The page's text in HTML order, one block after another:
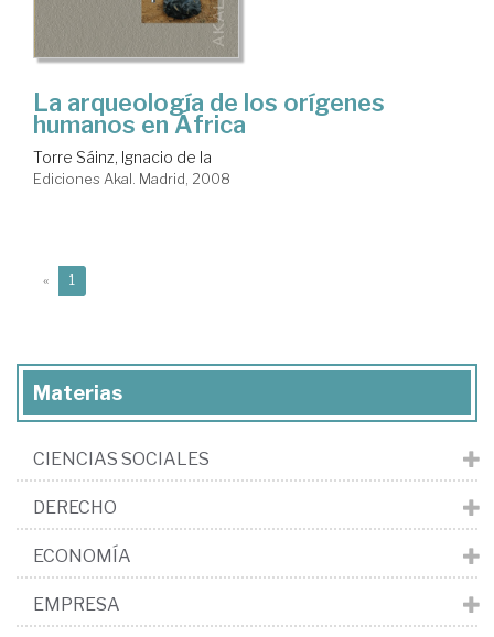
La arqueología de los orígenes
humanos en África
Torre Sáinz, Ignacio de la
Ediciones Akal. Madrid, 2008
« 1
Materias
CIENCIAS SOCIALES
DERECHO
ECONOMÍA
EMPRESA